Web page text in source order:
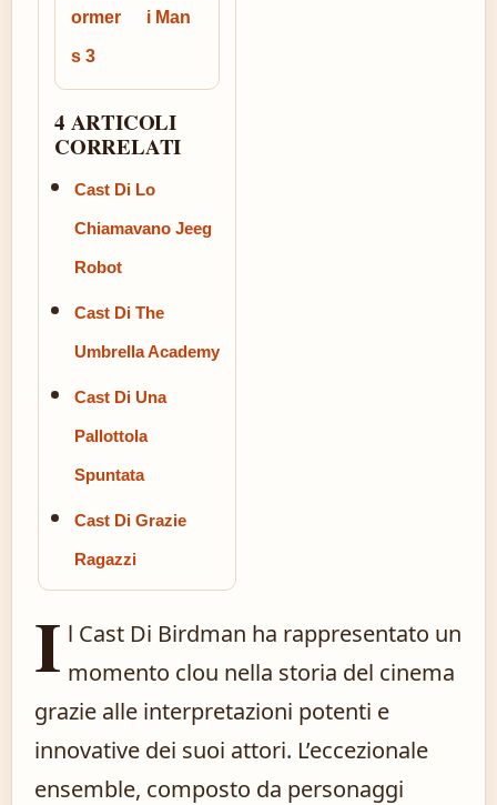
ormer
s 3
i Man
4 ARTICOLI
CORRELATI
Cast Di Lo
Chiamavano Jeeg
Robot
Cast Di The
Umbrella Academy
Cast Di Una
Pallottola
Spuntata
Cast Di Grazie
Ragazzi
I l Cast Di Birdman ha rappresentato un
momento clou nella storia del cinema
grazie alle interpretazioni potenti e
innovative dei suoi attori. L’eccezionale
ensemble, composto da personaggi